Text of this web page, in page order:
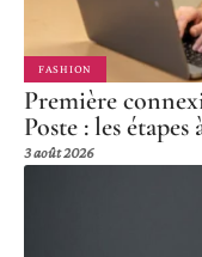
FASHION
Première
Poste : les étapes
3 août 2026